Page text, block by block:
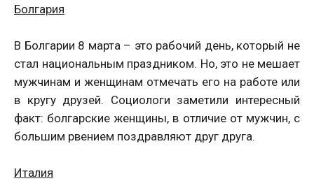
Болгария
В Болгарии 8 марта – это рабочий день, который не
стал национальным праздником. Но, это не мешает
мужчинам и женщинам отмечать его на работе или
в кругу друзей. Социологи заметили интересный
факт: болгарские женщины, в отличие от мужчин, с
большим рвением поздравляют друг друга.
Италия